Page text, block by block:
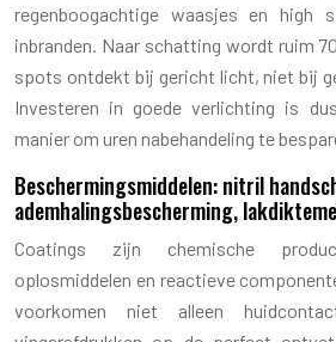
regenboogachtige waasjes en high
inbranden. Naar schatting wordt ruim
spots ontdekt bij gericht licht, niet bij
Investeren in goede verlichting is
manier om uren nabehandeling te
Beschermingsmiddelen: nitril
ademhalingsbescherming,
Coatings zijn chemische
oplosmiddelen en reactieve
voorkomen niet alleen